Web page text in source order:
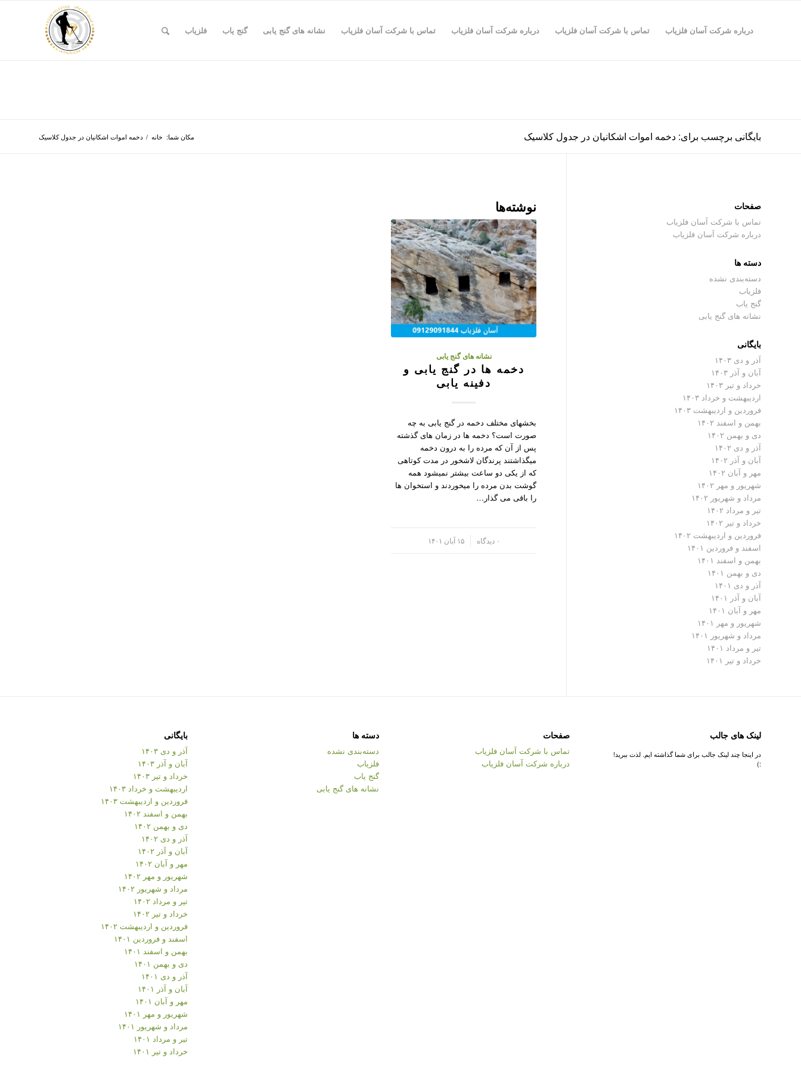
درباره شرکت آسان فلزیاب تماس با شرکت آسان فلزیاب درباره شرکت آسان فلزیاب تماس با شرکت آسان فلزیاب نشانه های گنج یابی گنج یاب فلزیاب
بایگانی برچسب برای: دخمه اموات اشکانیان در جدول کلاسیک مکان شما: خانه / دخمه اموات اشکانیان در جدول کلاسیک
نوشته‌ها
نشانه های گنج یابی
دخمه ها در گنج یابی و
دفینه یابی
بخشهای مختلف دخمه در گنج یابی به چه
صورت است؟ دخمه ها در زمان های گذشته
پس از آن که مرده را به درون دخمه
میگذاشتند پرندگان لاشخور در مدت کوتاهی
که از یکی دو ساعت بیشتر نمیشود همه
گوشت بدن مرده را میخوردند و استخوان ها
را باقی می گذار…
۰ دیدگاه ۱۵ آبان ۱۴۰۱
صفحات
تماس با شرکت آسان فلزیاب
درباره شرکت آسان فلزیاب
دسته ها
دسته‌بندی نشده
فلزیاب
گنج یاب
نشانه های گنج یابی
بایگانی
آذر و دی ۱۴۰۳
آبان و آذر ۱۴۰۳
خرداد و تیر ۱۴۰۳
اردیبهشت و خرداد ۱۴۰۳
فروردین و اردیبهشت ۱۴۰۳
بهمن و اسفند ۱۴۰۲
دی و بهمن ۱۴۰۲
آذر و دی ۱۴۰۲
آبان و آذر ۱۴۰۲
مهر و آبان ۱۴۰۲
شهریور و مهر ۱۴۰۲
مرداد و شهریور ۱۴۰۲
تیر و مرداد ۱۴۰۲
خرداد و تیر ۱۴۰۲
فروردین و اردیبهشت ۱۴۰۲
اسفند و فروردین ۱۴۰۱
بهمن و اسفند ۱۴۰۱
دی و بهمن ۱۴۰۱
آذر و دی ۱۴۰۱
آبان و آذر ۱۴۰۱
مهر و آبان ۱۴۰۱
شهریور و مهر ۱۴۰۱
مرداد و شهریور ۱۴۰۱
تیر و مرداد ۱۴۰۱
خرداد و تیر ۱۴۰۱
لینک های جالب
در اینجا چند لینک جالب برای شما گذاشته ایم. لذت ببرید!
:)
صفحات
تماس با شرکت آسان فلزیاب
درباره شرکت آسان فلزیاب
دسته ها
دسته‌بندی نشده
فلزیاب
گنج یاب
نشانه های گنج یابی
بایگانی
آذر و دی ۱۴۰۳
آبان و آذر ۱۴۰۳
خرداد و تیر ۱۴۰۳
اردیبهشت و خرداد ۱۴۰۳
فروردین و اردیبهشت ۱۴۰۳
بهمن و اسفند ۱۴۰۲
دی و بهمن ۱۴۰۲
آذر و دی ۱۴۰۲
آبان و آذر ۱۴۰۲
مهر و آبان ۱۴۰۲
شهریور و مهر ۱۴۰۲
مرداد و شهریور ۱۴۰۲
تیر و مرداد ۱۴۰۲
خرداد و تیر ۱۴۰۲
فروردین و اردیبهشت ۱۴۰۲
اسفند و فروردین ۱۴۰۱
بهمن و اسفند ۱۴۰۱
دی و بهمن ۱۴۰۱
آذر و دی ۱۴۰۱
آبان و آذر ۱۴۰۱
مهر و آبان ۱۴۰۱
شهریور و مهر ۱۴۰۱
مرداد و شهریور ۱۴۰۱
تیر و مرداد ۱۴۰۱
خرداد و تیر ۱۴۰۱